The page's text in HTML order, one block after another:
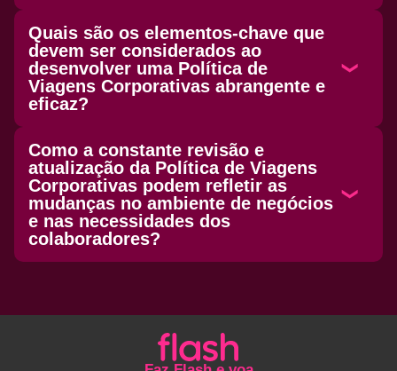
Quais são os elementos-chave que
devem ser considerados ao
desenvolver uma Política de
Viagens Corporativas abrangente e
eficaz?
Como a constante revisão e
atualização da Política de Viagens
Corporativas podem refletir as
mudanças no ambiente de negócios
e nas necessidades dos
colaboradores?